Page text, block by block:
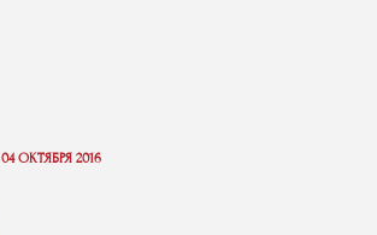
04 ОКТЯБРЯ 2016